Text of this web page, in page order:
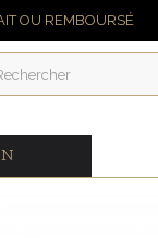
OU REMBOURSÉ